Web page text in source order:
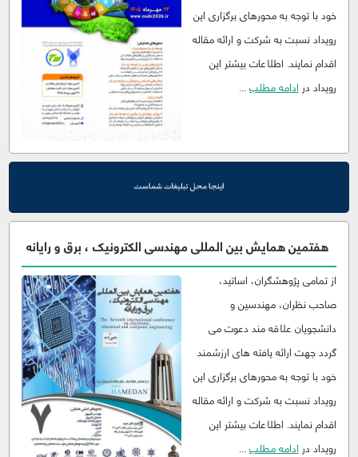
خود با توجه به محورهای برگزاری این
رویداد نسبت به شرکت و ارائه مقاله
اقدام نمایند. اطلاعات بیشتر این
رویداد در ادامه مطلب...
هفتمین همایش بین المللی مهندسی الکترونیک ، برق و رایانه
از تمامی پژوهشگران، اساتید،
صاحب نظران، مهندسین و
دانشجویان علاقه مند دعوت می
گردد جهت ارائه یافته های ارزشمند
خود با توجه به محورهای برگزاری این
رویداد نسبت به شرکت و ارائه مقاله
اقدام نمایند. اطلاعات بیشتر این
رویداد در ادامه مطلب...